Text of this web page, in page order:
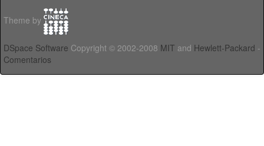
Theme by
DSpace Software Copyright © 2002-2008 MIT and Hewlett-Packard -
Comentarios